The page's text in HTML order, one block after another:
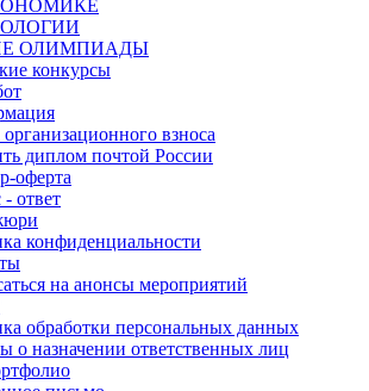
ОЛИМПИАДЫ
конкурсы
взноса
диплом почтой России
оферта
ответ
конфиденциальности
на анонсы мероприятий
обработки персональных данных
о назначении ответственных лиц